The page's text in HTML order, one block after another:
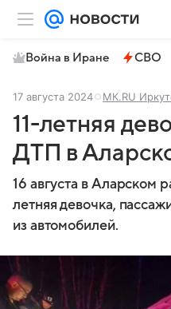
Война в Иране СВО
17 августа 2024 МК.RU
11-летняя
ДТП в
16 августа в Аларском
летняя девочка,
из автомобилей.